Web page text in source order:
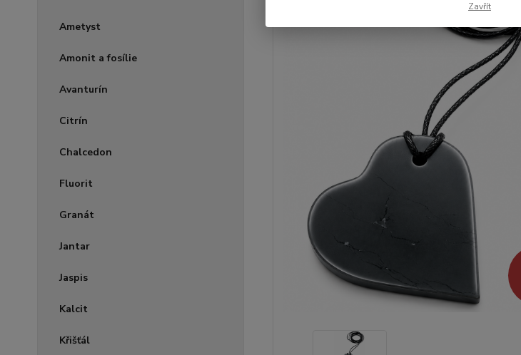
Ametyst
Amonit a fosílie
Avanturín
Citrín
Chalcedon
Fluorit
Granát
Jantar
Jaspis
Kalcit
Křišťál
Zavřít